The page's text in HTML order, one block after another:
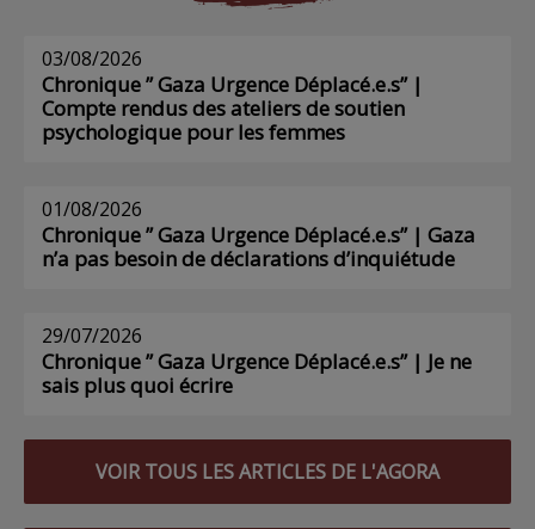
03/08/2026
Chronique ” Gaza Urgence Déplacé.e.s” |
Compte rendus des ateliers de soutien
psychologique pour les femmes
01/08/2026
Chronique ” Gaza Urgence Déplacé.e.s” | Gaza
n’a pas besoin de déclarations d’inquiétude
29/07/2026
Chronique ” Gaza Urgence Déplacé.e.s” | Je ne
sais plus quoi écrire
VOIR TOUS LES ARTICLES DE L'AGORA